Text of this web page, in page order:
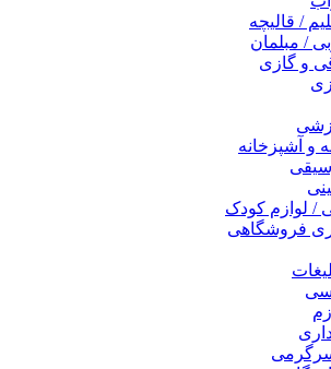
/ قالیچه
/ مبلمان
و گازی
و آشپزخانه
/ لوازم کودک
فروشگاهی